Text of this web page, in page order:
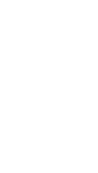
伝えしております。
負担を減らし、ゆと
排泄物があった際の清
させ、葉の向きやツ